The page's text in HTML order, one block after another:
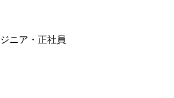
ニア・正社員